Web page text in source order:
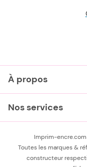
À propos
Nos services
Imprim-
Toutes les marques &
constructeur